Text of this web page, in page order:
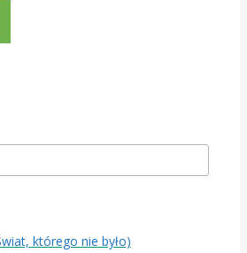
którego nie było)